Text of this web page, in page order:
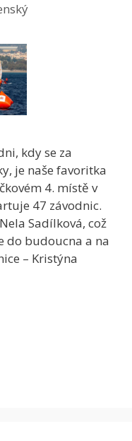
kdy se za
je naše favoritka
4. místě v
47 závodnic.
Sadílková, což
do budoucna a na
– Kristýna